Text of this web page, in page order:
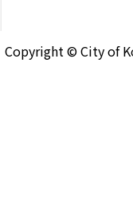
Copyright © City of